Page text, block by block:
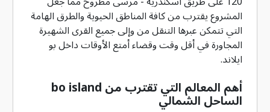
المشروع يقترب من كافة المناطق الحيوية والطرق الهامة
التي تتمكن عبرها التنقل من وإلى جميع القرى الشهيرة
المجاورة في أقل وقت وقضاء أمتع الأوقات داخل بو
ايلاند.
أهم المعالم التي تقترب من bo island
الساحل الشمالي